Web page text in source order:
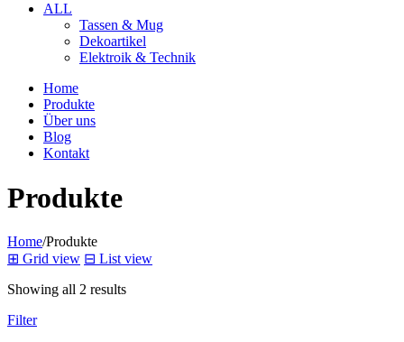
ALL
Tassen & Mug
Dekoartikel
Elektroik & Technik
Home
Produkte
Über uns
Blog
Kontakt
Produkte
Home/Produkte
⊞ Grid view ⊟ List view
Showing all 2 results
Filter